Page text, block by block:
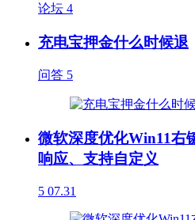
论坛 4
充电宝押金什么时候退
问答 5
微软深度优化Win11右
响应、支持自定义
5 07.31